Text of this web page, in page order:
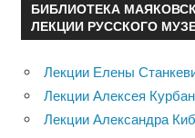
БИБЛИОТЕКА
ЛЕКЦИИ РУССКОГО
Лекции Елены
Лекции Алексея
Лекции Александра